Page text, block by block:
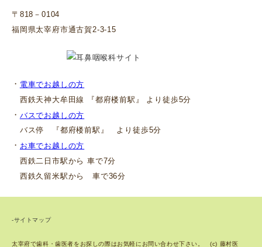
〒818－0104
福岡県太宰府市通古賀2-3-15
・ 電車でお越しの方
西鉄天神大牟田線 『都府楼前駅』 より徒歩5分
・ バスでお越しの方
バス停 『都府楼前駅』 より徒歩5分
・ お車でお越しの方
西鉄二日市駅から 車で7分
西鉄久留米駅から 車で36分
-サイトマップ
太宰府で歯科・歯医者をお探しの際はお気軽にお問い合わせ下さい。 (c) 藤村医